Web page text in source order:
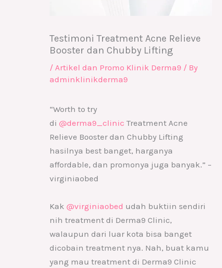
Testimoni Treatment Acne Relieve
Booster dan Chubby Lifting
/ Artikel dan Promo Klinik Derma9 / By
adminklinikderma9
“Worth to try
di @derma9_clinic Treatment Acne
Relieve Booster dan Chubby Lifting
hasilnya best banget, harganya
affordable, dan promonya juga banyak.” –
virginiaobed
Kak @virginiaobed udah buktiin sendiri
nih treatment di Derma9 Clinic,
walaupun dari luar kota bisa banget
dicobain treatment nya. Nah, buat kamu
yang mau treatment di Derma9 Clinic